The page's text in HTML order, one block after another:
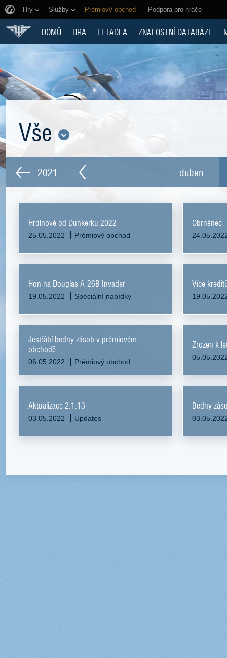
Hry Služby Prémiový obchod Podpora pro hráče
DOMŮ HRA LETADLA ZNALOSTNÍ DATABÁZE
Vše
2021 duben
Hrdinové od Dunkerku 2022
25.05.2022 Prémiový obchod
Obrněnec
Hon na Douglas A-26B Invader
19.05.2022 Speciální nabídky
Více
Jestřábí bedny zásob v prémiovém
obchodě
06.05.2022 Prémiový obchod
Zrozen k
Aktualizace 2.1.13
03.05.2022 Updates
Bedny